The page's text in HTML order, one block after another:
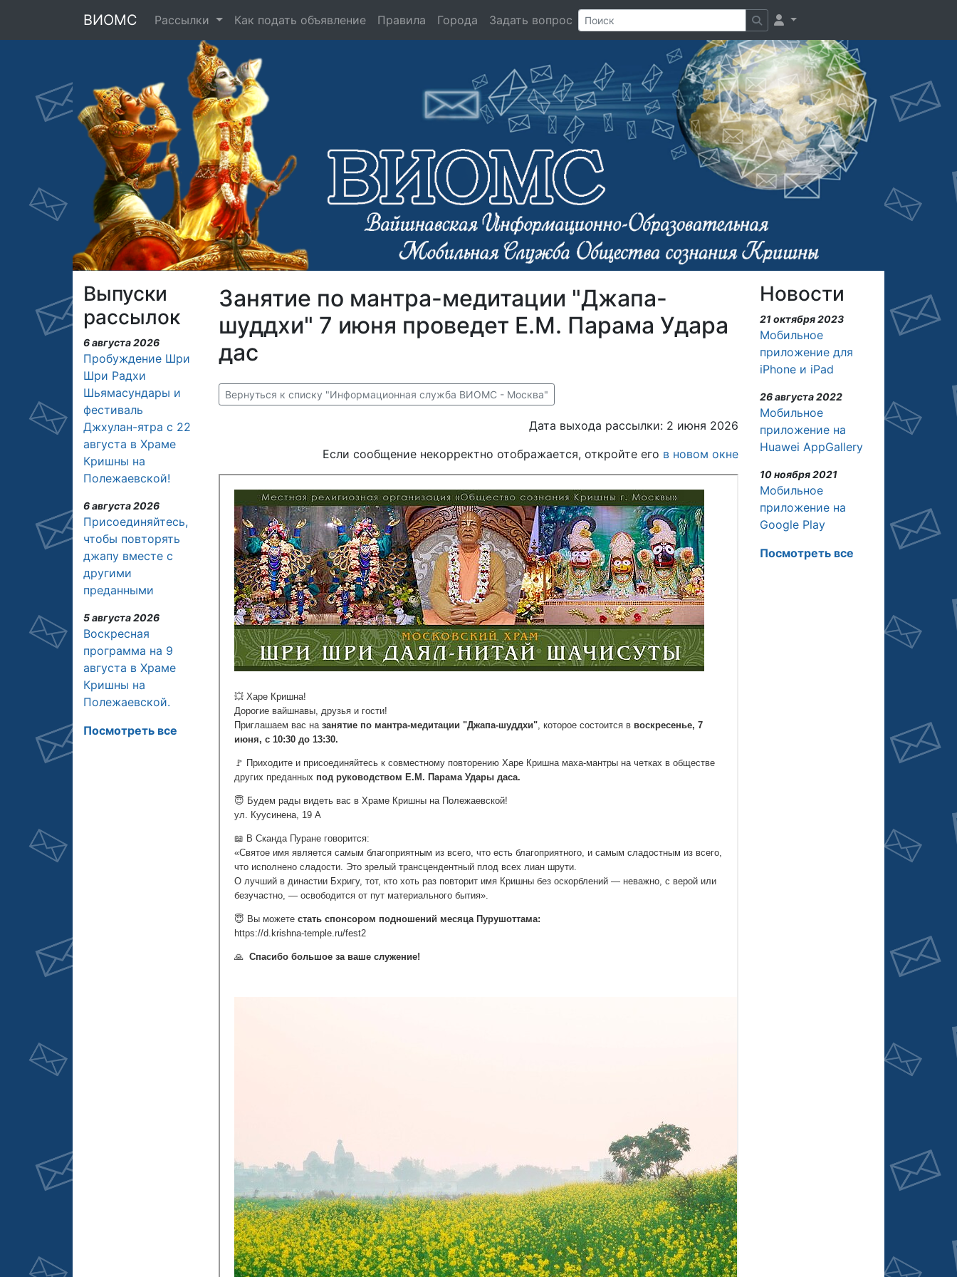
ВИОМС Рассылки Как подать объявление Правила Города Задать вопрос
Выпуски
рассылок
6 августа 2026
Пробуждение Шри
Шри Радхи
Шьямасундары и
фестиваль
Джхулан-ятра с 22
августа в Храме
Кришны на
Полежаевской!
6 августа 2026
Присоединяйтесь,
чтобы повторять
джапу вместе с
другими
преданными
5 августа 2026
Воскресная
программа на 9
августа в Храме
Кришны на
Полежаевской.
Посмотреть все
Занятие по мантра-медитации "Джапа-
шуддхи" 7 июня проведет Е.М. Парама Удара
дас
Вернуться к списку "Информационная служба ВИОМС - Москва"
Дата выхода рассылки: 2 июня 2026
Если сообщение некорректно отображается, откройте его в новом окне
Новости
21 октября 2023
Мобильное
приложение для
iPhone и iPad
26 августа 2022
Мобильное
приложение на
Huawei AppGallery
10 ноября 2021
Мобильное
приложение на
Google Play
Посмотреть все